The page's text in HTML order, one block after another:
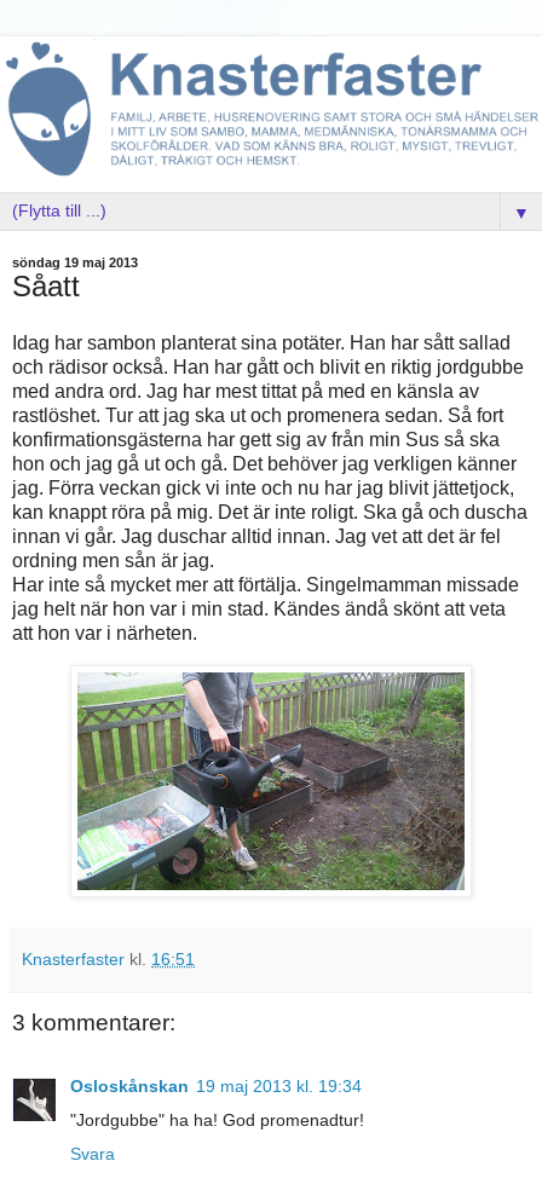
▼
söndag 19 maj 2013
Såatt
Idag har sambon planterat sina potäter. Han har sått sallad
och rädisor också. Han har gått och blivit en riktig jordgubbe
med andra ord. Jag har mest tittat på med en känsla av
rastlöshet. Tur att jag ska ut och promenera sedan. Så fort
konfirmationsgästerna har gett sig av från min Sus så ska
hon och jag gå ut och gå. Det behöver jag verkligen känner
jag. Förra veckan gick vi inte och nu har jag blivit jättetjock,
kan knappt röra på mig. Det är inte roligt. Ska gå och duscha
innan vi går. Jag duschar alltid innan. Jag vet att det är fel
ordning men sån är jag.
Har inte så mycket mer att förtälja. Singelmamman missade
jag helt när hon var i min stad. Kändes ändå skönt att veta
att hon var i närheten.
Knasterfaster kl. 16:51
3 kommentarer:
Osloskånskan 19 maj 2013 kl. 19:34
"Jordgubbe" ha ha! God promenadtur!
Svara